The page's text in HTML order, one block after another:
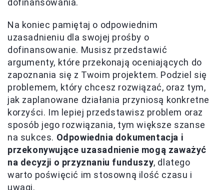
dofinansowania.
Na koniec pamiętaj o odpowiednim
uzasadnieniu dla swojej prośby o
dofinansowanie. Musisz przedstawić
argumenty, które przekonają oceniających do
zapoznania się z Twoim projektem. Podziel się
problemem, który chcesz rozwiązać, oraz tym,
jak zaplanowane działania przyniosą konkretne
korzyści. Im lepiej przedstawisz problem oraz
sposób jego rozwiązania, tym większe szanse
na sukces. Odpowiednia dokumentacja i
przekonywujące uzasadnienie mogą zaważyć
na decyzji o przyznaniu funduszy, dlatego
warto poświęcić im stosowną ilość czasu i
uwagi.